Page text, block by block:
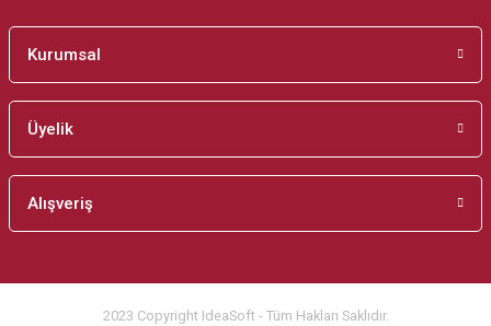
Kurumsal
Üyelik
Alışveriş
2023 Copyright IdeaSoft - Tüm Hakları Saklıdır.